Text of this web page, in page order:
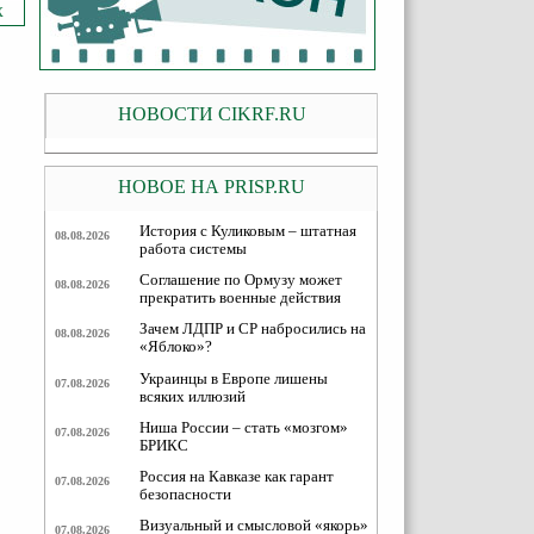
НОВОСТИ CIKRF.RU
НОВОЕ НА PRISP.RU
08.08.2026
История с Куликовым – штатная
работа системы
08.08.2026
Соглашение по Ормузу может
прекратить военные действия
08.08.2026
Зачем ЛДПР и СР набросились на
«Яблоко»?
07.08.2026
Украинцы в Европе лишены
всяких иллюзий
07.08.2026
Ниша России – стать «мозгом»
БРИКС
07.08.2026
Россия на Кавказе как гарант
безопасности
07.08.2026
Визуальный и смысловой «якорь»